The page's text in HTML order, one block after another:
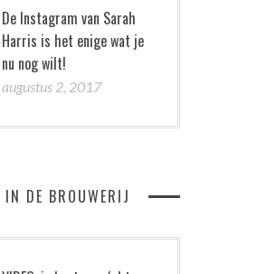
De Instagram van Sarah
Harris is het enige wat je
nu nog wilt!
augustus 2, 2017
IN DE BROUWERIJ